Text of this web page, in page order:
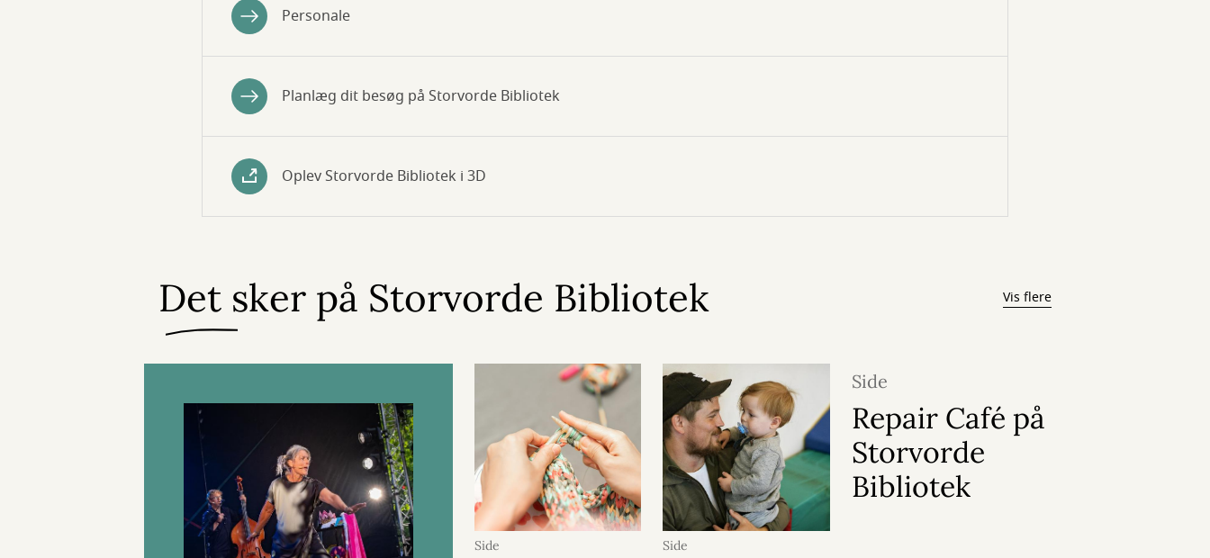
Personale
Planlæg dit besøg på Storvorde Bibliotek
Oplev Storvorde Bibliotek i 3D
Det sker på Storvorde Bibliotek Vis flere
Side Side
Side
Repair Café på
Storvorde
Bibliotek